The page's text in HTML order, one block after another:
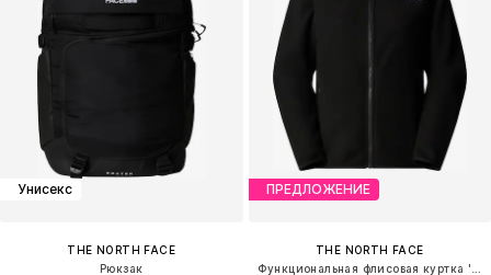
Унисекс
THE NORTH FACE
Рюкзак
ПРЕДЛОЖЕНИЕ
THE NORTH FACE